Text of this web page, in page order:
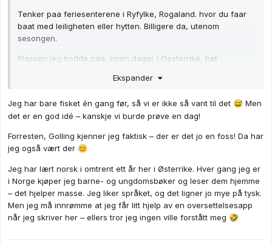
Tenker paa feriesenterene i Ryfylke, Rogaland. hvor du faar
baat med leiligheten eller hytten. Billigere da, utenom
sesongen.
Plassen jeg bodde paa, noen dager i Oesterrike, het
Ekspander
Jeg har bare fisket én gang før, så vi er ikke så vant til det 😅 Men
det er en god idé – kanskje vi burde prøve en dag!
Forresten, Golling kjenner jeg faktisk – der er det jo en foss! Da har
jeg også vært der 😊
Jeg har lært norsk i omtrent ett år her i Østerrike. Hver gang jeg er
i Norge kjøper jeg barne- og ungdomsbøker og leser dem hjemme
– det hjelper masse. Jeg liker språket, og det ligner jo mye på tysk.
Men jeg må innrømme at jeg får litt hjelp av en oversettelsesapp
når jeg skriver her – ellers tror jeg ingen ville forstått meg 🤣